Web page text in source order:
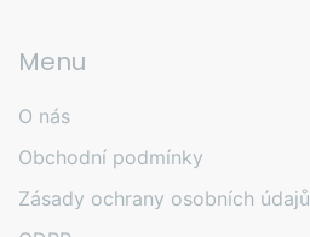
Menu
O nás
Obchodní podmínky
Zásady ochrany osobních údajů